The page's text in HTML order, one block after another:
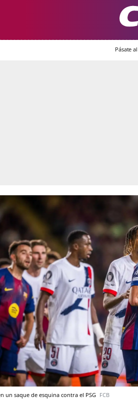
Pásate
un saque de esquina contra el PSG FCB